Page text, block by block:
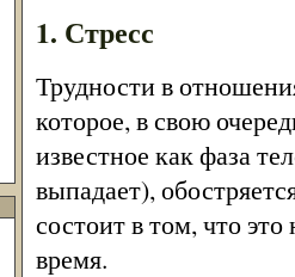
1. Стресс
Трудности в
которое, в свою
известное как фаза
выпадает),
состоит в том, что
время.